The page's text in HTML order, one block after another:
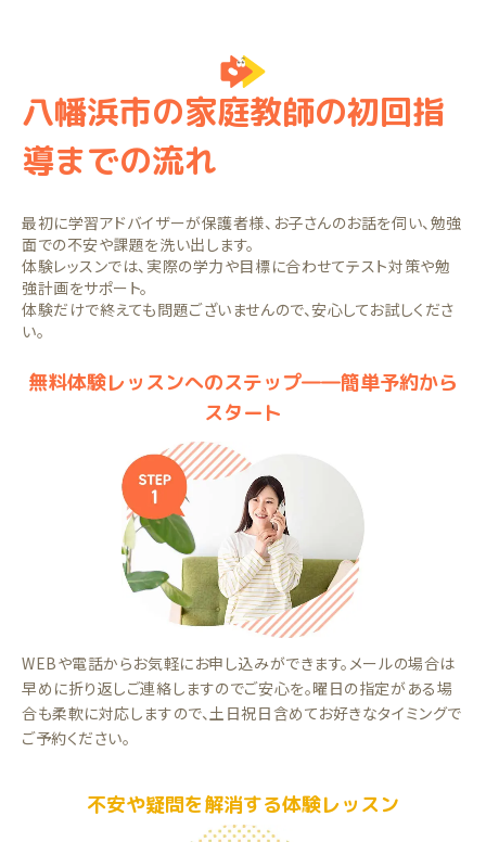
八幡浜市の家庭教師の初回指
導までの流れ
最初に学習アドバイザーが保護者様、お子さんのお話を伺い、勉強
面での不安や課題を洗い出します。
体験レッスンでは、実際の学力や目標に合わせてテスト対策や勉
強計画をサポート。
体験だけで終えても問題ございませんので、安心してお試しくださ
い。
無料体験レッスンへのステップ――簡単予約から
スタート
WEBや電話からお気軽にお申し込みができます。メールの場合は
早めに折り返しご連絡しますのでご安心を。曜日の指定がある場
合も柔軟に対応しますので、土日祝日含めてお好きなタイミングで
ご予約ください。
不安や疑問を解消する体験レッスン